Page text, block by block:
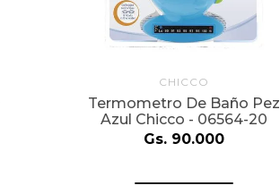
CHICCO
Termometro De Baño Pez
Azul Chicco - 06564-20
Gs. 90.000